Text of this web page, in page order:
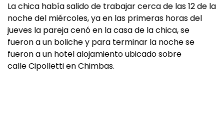
La chica había salido de trabajar cerca de las 12 de la
noche del miércoles, ya en las primeras horas del
jueves la pareja cenó en la casa de la chica, se
fueron a un boliche y para terminar la noche se
fueron a un hotel alojamiento ubicado sobre
calle Cipolletti en Chimbas.